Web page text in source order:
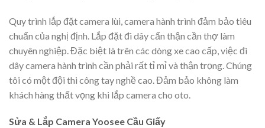
Quy trình lắp đặt camera lùi, camera hành trình đảm bảo tiêu
chuẩn của nghị định. Lắp đặt đi dây cẩn thận cần thợ làm
chuyên nghiệp. Đặc biệt là trên các dòng xe cao cấp, việc đi
dây camera hành trình cần phải rất tỉ mỉ và thận trọng. Chúng
tôi có một đội thi công tay nghề cao. Đảm bảo không làm
khách hàng thất vọng khi lắp camera cho oto.
Sửa & Lắp Camera Yoosee Cầu Giấy